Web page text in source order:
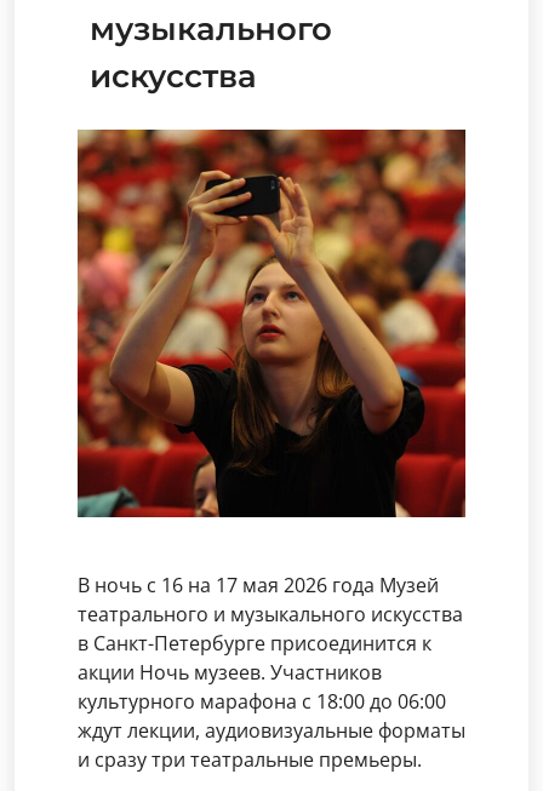
музыкального
искусства
В ночь с 16 на 17 мая 2026 года Музей
театрального и музыкального искусства
в Санкт-Петербурге присоединится к
акции Ночь музеев. Участников
культурного марафона с 18:00 до 06:00
ждут лекции, аудиовизуальные форматы
и сразу три театральные премьеры.